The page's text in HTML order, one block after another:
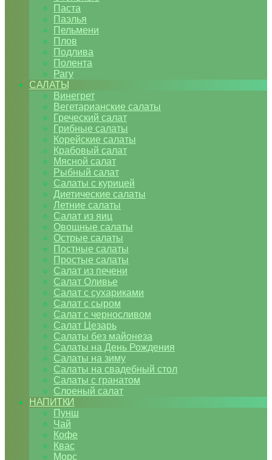
Паста
Паэлья
Пельмени
Плов
Подлива
Полента
Рагу
САЛАТЫ
Винегрет
Вегетарианские салаты
Греческий салат
Грибные салаты
Корейские салаты
Крабовый салат
Мясной салат
Рыбный салат
Салаты с курицей
Диетические салаты
Летние салаты
Салат из яиц
Овощные салаты
Острые салаты
Постные салаты
Простые салаты
Салат из печени
Салат Оливье
Салат с сухариками
Салат с сыром
Салат с черносливом
Салат Цезарь
Салаты без майонеза
Салаты на День Рождения
Салаты на зиму
Салаты на свадебный стол
Салаты с гранатом
Слоеный салат
НАПИТКИ
Пунш
Чай
Кофе
Квас
Морс